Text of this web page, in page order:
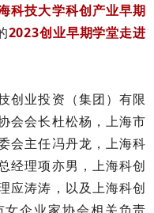
科技大学科创产业早期
2023创业早期学堂走进
创业投资（集团）有限
会会长杜松杨，上海市
会主任冯丹龙，上海科
经理项亦男，上海科创
应涛涛，以及上海科创